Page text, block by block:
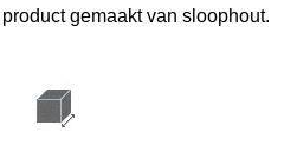
gemaakt van sloophout.